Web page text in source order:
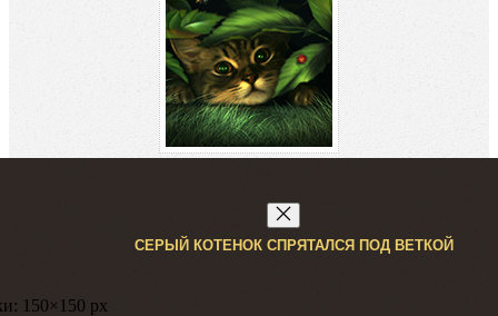
СЕРЫЙ КОТЕНОК СПРЯТАЛСЯ ПОД ВЕТКОЙ
150×150 px